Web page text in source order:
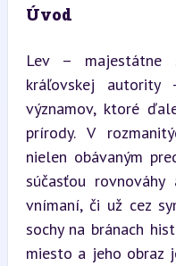
Úvod
Lev – majestátne
kráľovskej
významov, ktoré
prírody. V
nielen obávaným
súčasťou
vnímaní, či už cez
sochy na bránach
miesto a jeho obraz